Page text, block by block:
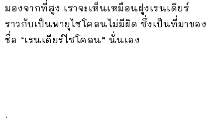
มองจากที่สูง เราจะเห็นเหมือนฝูงเรนเดียร์
ราวกับเป็นพายุไซโคลนไม่มีผิด ซึ่งเป็นที่มาของ
ชื่อ “เรนเดียร์ไซโคลน” นั่นเอง
.